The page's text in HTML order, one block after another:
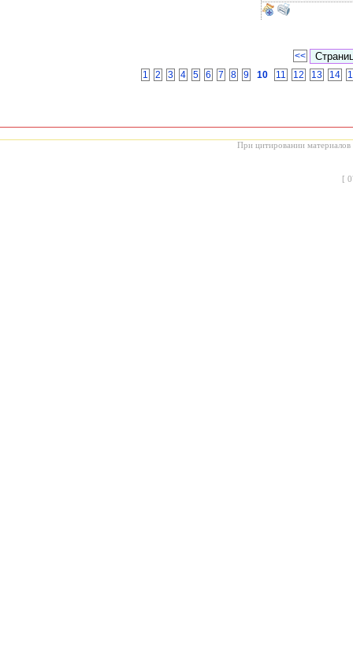
<<
1
2 3 4 5 6 7 8 9 10 11 12 13 14
При цитировании материалов
[